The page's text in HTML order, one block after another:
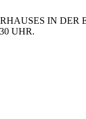
IN DER
UHR.